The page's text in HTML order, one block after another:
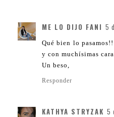
ME LO DIJO FANI 5
Qué bien lo
y con muchísimas
Un beso,
Responder
KATHYA STRYZAK 5